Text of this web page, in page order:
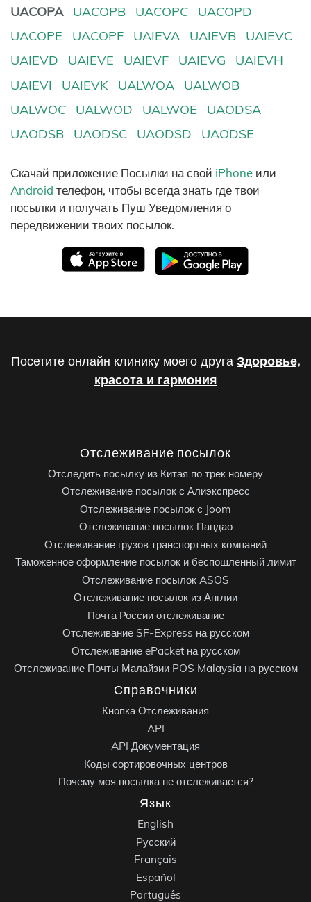
UACOPA UACOPB UACOPC
UACOPD
UACOPE
UACOPF UAIEVA UAIEVB
UAIEVC
UAIEVD
UAIEVE UAIEVF UAIEVG
UAIEVH
UAIEVI
UAIEVK UALWOA
UALWOB
UALWOC
UALWOD UALWOE
UAODSA
UAODSB
UAODSC UAODSD UAODSE
Скачай приложение Посылки на свой iPhone или
Android телефон, чтобы всегда знать где твои
посылки и получать Пуш Уведомления о
передвижении твоих посылок.
Посетите онлайн клинику моего друга Здоровье,
красота и гармония
Отслеживание посылок
Отследить посылку из Китая по трек номеру
Отслеживание посылок с Алиэкспресс
Отслеживание посылок с Joom
Отслеживание посылок Пандао
Отслеживание грузов транспортных компаний
Таможенное оформление посылок и беспошленный лимит
Отслеживание посылок ASOS
Отслеживание посылок из Англии
Почта России отслеживание
Отслеживание SF-Express на русском
Отслеживание ePacket на русском
Отслеживание Почты Малайзии POS Malaysia на русском
Справочники
Кнопка Отслеживания
API
API Документация
Коды сортировочных центров
Почему моя посылка не отслеживается?
Язык
English
Русский
Français
Español
Português